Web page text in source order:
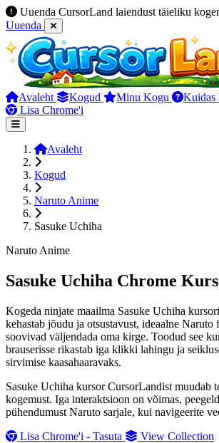
Uuenda CursorLand laiendust täieliku
Uuenda
Avaleht Kogud Minu Kogu
Kuidas
Lisa Chrome'i
Avaleht
Kogud
Naruto Anime
Sasuke Uchiha
Naruto Anime
Sasuke Uchiha Chrome
Kogeda ninjate maailma Sasuke Uchiha
kehastab jõudu ja otsustavust, ideaalne Naruto
soovivad väljendada oma kirge. Toodud see
brauserisse rikastab iga klikki lahingu ja
sirvimise kaasahaaravaks.
Sasuke Uchiha kursor CursorLandist muudab
kogemust. Iga interaktsioon on võimas,
pühendumust Naruto sarjale, kui navigeerite
Lisa Chrome'i - Tasuta
View Collection